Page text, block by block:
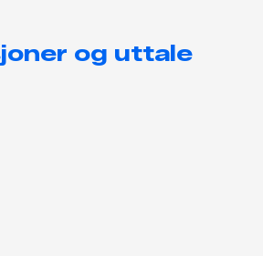
og uttale